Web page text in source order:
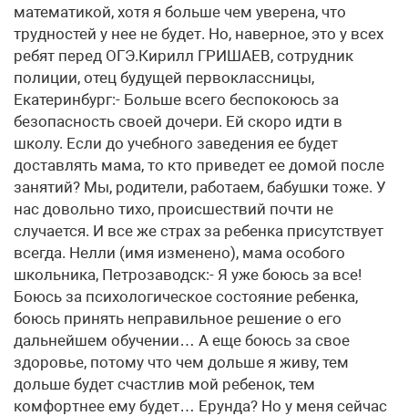
математикой, хотя я больше чем уверена, что
трудностей у нее не будет. Но, наверное, это у всех
ребят перед ОГЭ.Кирилл ГРИШАЕВ, сотрудник
полиции, отец будущей первоклассницы,
Екатеринбург:- Больше всего беспокоюсь за
безопасность своей дочери. Ей скоро идти в
школу. Если до учебного заведения ее будет
доставлять мама, то кто приведет ее домой после
занятий? Мы, родители, работаем, бабушки тоже. У
нас довольно тихо, происшествий почти не
случается. И все же страх за ребенка присутствует
всегда. Нелли (имя изменено), мама особого
школьника, Петрозаводск:- Я уже боюсь за все!
Боюсь за психологическое состояние ребенка,
боюсь принять неправильное решение о его
дальнейшем обучении… А еще боюсь за свое
здоровье, потому что чем дольше я живу, тем
дольше будет счастлив мой ребенок, тем
комфортнее ему будет… Ерунда? Но у меня сейчас